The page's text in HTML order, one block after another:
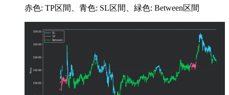
赤色: TP区間、青色: SL区間、緑色: Between区間